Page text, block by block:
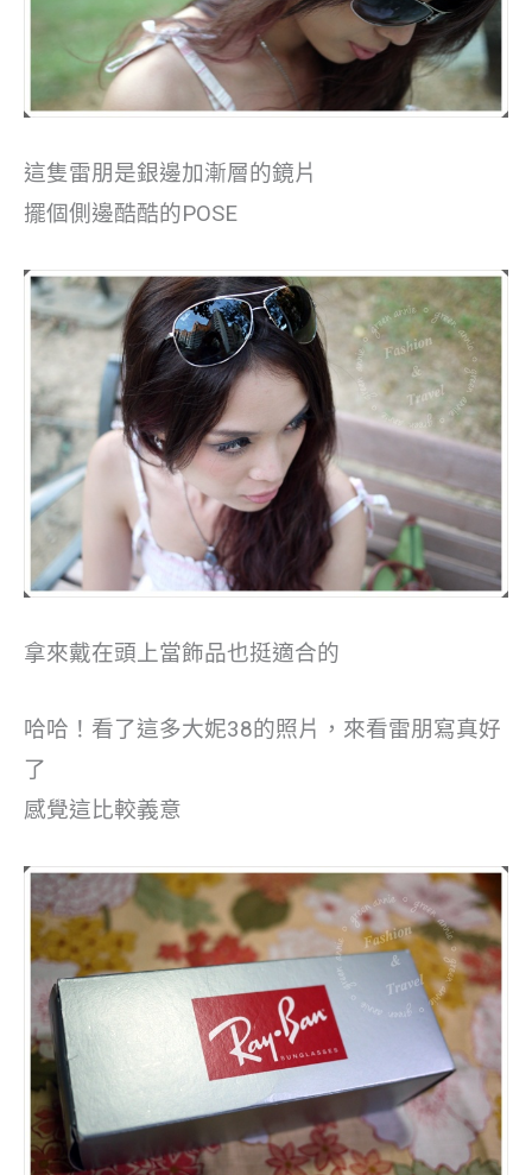
這隻雷朋是銀邊加漸層的鏡片
擺個側邊酷酷的POSE
拿來戴在頭上當飾品也挺適合的
哈哈！看了這多大妮38的照片，來看雷朋寫真好
了
感覺這比較義意